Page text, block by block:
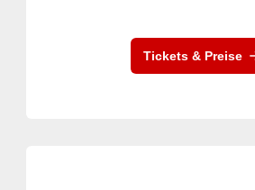
Tickets & Preise